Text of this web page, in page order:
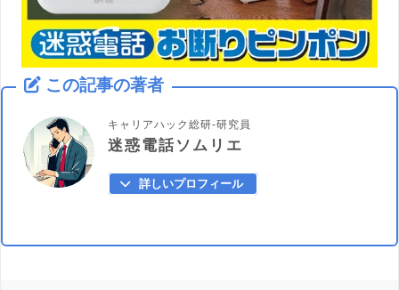
この記事の著者
キャリアハック総研-研究員
迷惑電話ソムリエ
詳しいプロフィール